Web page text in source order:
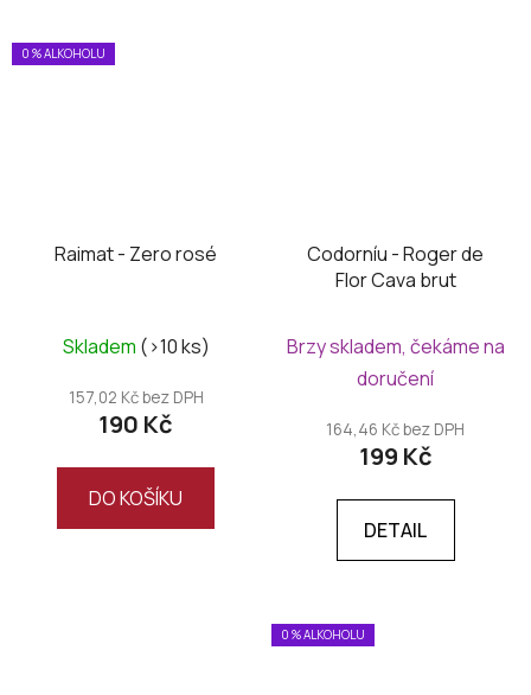
0 % ALKOHOLU
Raimat - Zero rosé
Skladem (>10 ks)
157,02 Kč bez DPH
190 Kč
DO KOŠÍKU
Codorníu - Roger de
Flor Cava brut
Brzy skladem, čekáme na
doručení
164,46 Kč bez DPH
199 Kč
DETAIL
0 % ALKOHOLU